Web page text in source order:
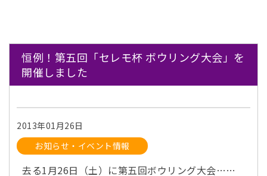
恒例！第五回「セレモ杯 ボウリング大会」を
開催しました
2013年01月26日
お知らせ・イベント情報
去る1月26日（土）に第五回ボウリング大会……